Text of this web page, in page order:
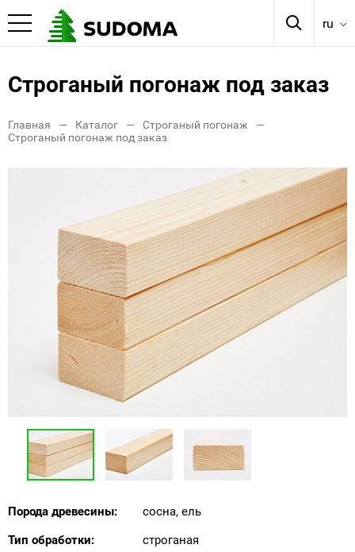
ru
Строганый погонаж под заказ
Главная Каталог
Строганый погонаж
Строганый погонаж под заказ
Порода древесины:
сосна, ель
Тип обработки:
строганая